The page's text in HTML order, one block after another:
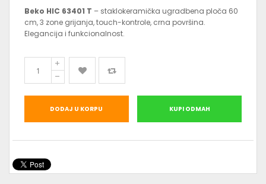
Beko HIC 63401 T – staklokeramička ugradbena ploča 60
cm, 3 zone grijanja, touch-kontrole, crna površina.
Elegancija i funkcionalnost.
DODAJ U KORPU KUPI ODMAH